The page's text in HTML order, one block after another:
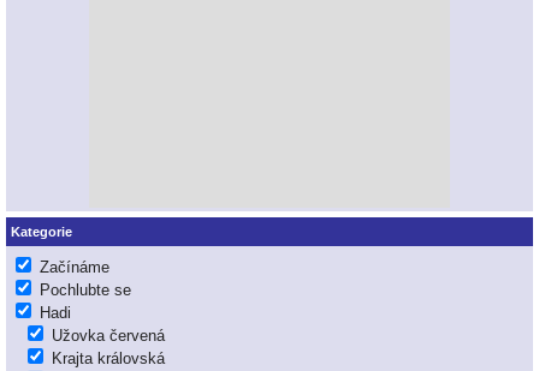
Kategorie
Začínáme
Pochlubte se
Hadi
Užovka červená
Krajta královská